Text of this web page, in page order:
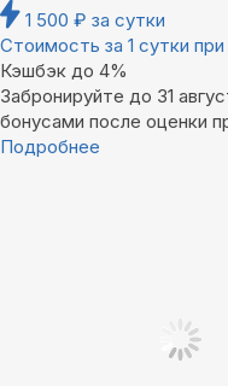
1 500 ₽ за сутки
Стоимость за 1 сутки
Кэшбэк до 4%
Забронируйте до 31
бонусами после оценки
Подробнее